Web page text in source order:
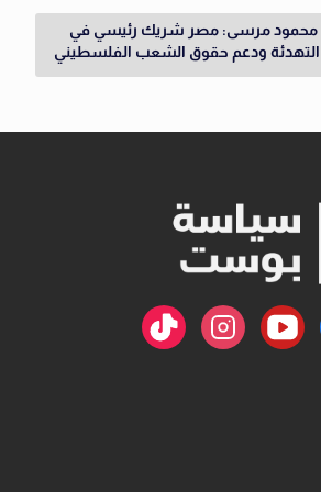
محمود مرسى: مصر شريك رئيسي في
التهدئة ودعم حقوق الشعب الفلسطيني